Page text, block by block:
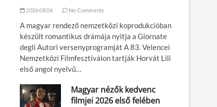
2026.08.04. No Comments
A magyar rendező nemzetközi koprodukcióban
készült romantikus drámája nyitja a Giornate
degli Autori versenyprogramját A 83. Velencei
Nemzetközi Filmfesztiválon tartják Horvát Lili
első angol nyelvű…
Magyar nézők kedvenc
filmjei 2026 első felében